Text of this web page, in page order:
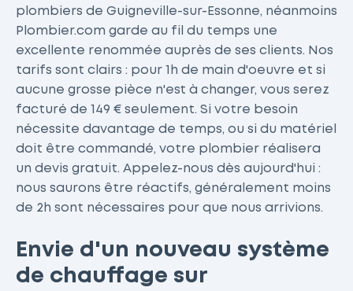
plombiers de Guigneville-sur-Essonne, néanmoins
Plombier.com garde au fil du temps une
excellente renommée auprès de ses clients. Nos
tarifs sont clairs : pour 1h de main d'oeuvre et si
aucune grosse pièce n'est à changer, vous serez
facturé de 149 € seulement. Si votre besoin
nécessite davantage de temps, ou si du matériel
doit être commandé, votre plombier réalisera
un devis gratuit. Appelez-nous dès aujourd'hui :
nous saurons être réactifs, généralement moins
de 2h sont nécessaires pour que nous arrivions.
Envie d'un nouveau système
de chauffage sur